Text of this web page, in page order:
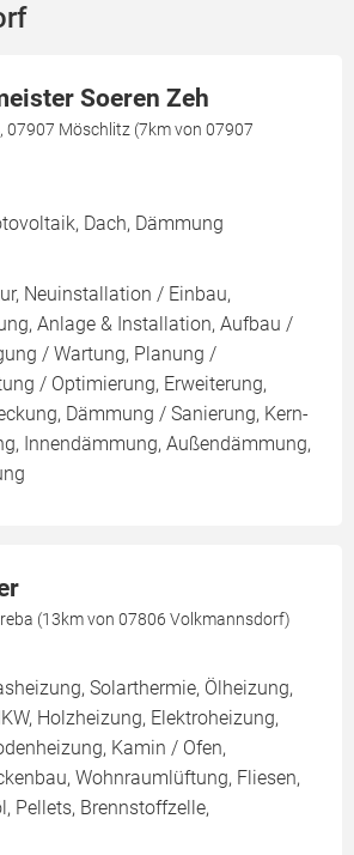
Soeren Zeh
07907 Möschlitz (7km von 07907
Dach, Dämmung
Neuinstallation / Einbau,
Anlage & Installation, Aufbau /
/ Wartung, Planung /
/ Optimierung, Erweiterung,
Dämmung / Sanierung, Kern-
Innendämmung, Außendämmung,
(13km von 07806 Volkmannsdorf)
Solarthermie, Ölheizung,
Holzheizung, Elektroheizung,
Kamin / Ofen,
Wohnraumlüftung, Fliesen,
Pellets, Brennstoffzelle,